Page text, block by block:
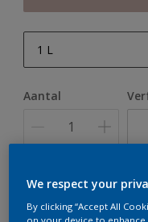
1 L
Aantal
Op dit moment is
te bestellen. Houd
We respect your
By clicking “Accept All
on your device to enhance